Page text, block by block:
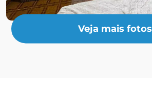
Veja mais fotos